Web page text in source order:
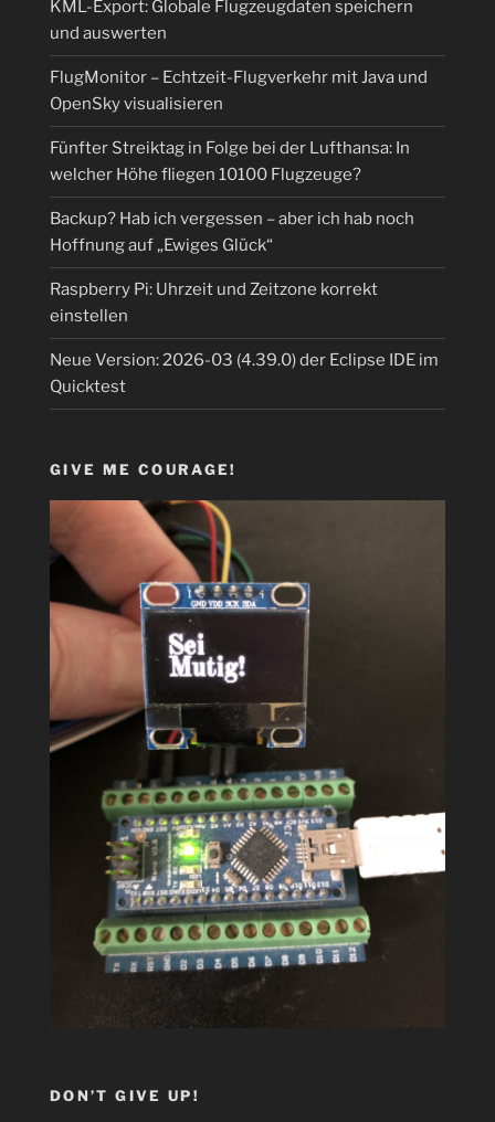
KML-Export: Globale Flugzeugdaten speichern
und auswerten
FlugMonitor – Echtzeit-Flugverkehr mit Java und
OpenSky visualisieren
Fünfter Streiktag in Folge bei der Lufthansa: In
welcher Höhe fliegen 10100 Flugzeuge?
Backup? Hab ich vergessen – aber ich hab noch
Hoffnung auf „Ewiges Glück“
Raspberry Pi: Uhrzeit und Zeitzone korrekt
einstellen
Neue Version: 2026-03 (4.39.0) der Eclipse IDE im
Quicktest
GIVE ME COURAGE!
DON’T GIVE UP!